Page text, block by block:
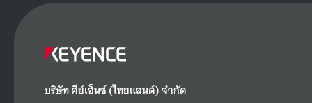
บริษัท คีย์เอ็นซ์ (ไทยแลนด์) จำกัด